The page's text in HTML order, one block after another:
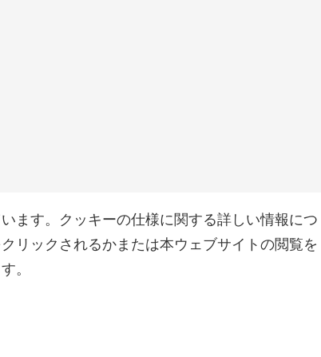
ます。クッキーの仕様に関する詳しい情報につ
リックされるかまたは本ウェブサイトの閲覧を
。